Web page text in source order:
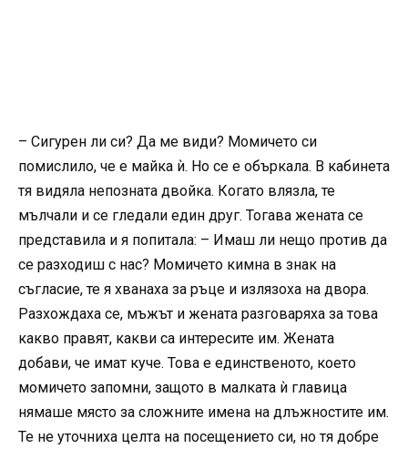
– Сигурен ли си? Да ме види? Момичето си
помислило, че е майка ѝ. Но се е объркала. В кабинета
тя видяла непозната двойка. Когато влязла, те
мълчали и се гледали един друг. Тогава жената се
представила и я попитала: – Имаш ли нещо против да
се разходиш с нас? Момичето кимна в знак на
съгласие, те я хванаха за ръце и излязоха на двора.
Разхождаха се, мъжът и жената разговаряха за това
какво правят, какви са интересите им. Жената
добави, че имат куче. Това е единственото, което
момичето запомни, защото в малката ѝ главица
нямаше място за сложните имена на длъжностите им.
Те не уточниха целта на посещението си, но тя добре